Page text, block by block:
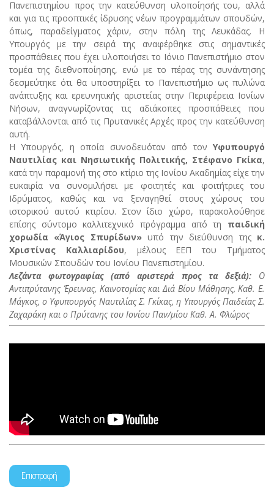
Πανεπιστημίου προς την κατεύθυνση υλοποίησής του, αλλά
και για τις προοπτικές ίδρυσης νέων προγραμμάτων σπουδών,
όπως, παραδείγματος χάριν, στην πόλη της Λευκάδας. Η
Υπουργός με την σειρά της αναφέρθηκε στις σημαντικές
προσπάθειες που έχει υλοποιήσει το Ιόνιο Πανεπιστήμιο στον
τομέα της διεθνοποίησης, ενώ με το πέρας της συνάντησης
δεσμεύτηκε ότι θα υποστηρίξει το Πανεπιστήμιο ως πυλώνα
ανάπτυξης και ερευνητικής αριστείας στην Περιφέρεια Ιονίων
Νήσων, αναγνωρίζοντας τις αδιάκοπες προσπάθειες που
καταβάλλονται από τις Πρυτανικές Αρχές προς την κατεύθυνση
αυτή.
Η Υπουργός, η οποία συνοδευόταν από τον Υφυπουργό
Ναυτιλίας και Νησιωτικής Πολιτικής, Στέφανο Γκίκα,
κατά την παραμονή της στο κτίριο της Ιονίου Ακαδημίας είχε την
ευκαιρία να συνομιλήσει με φοιτητές και φοιτήτριες του
Ιδρύματος, καθώς και να ξεναγηθεί στους χώρους του
ιστορικού αυτού κτιρίου. Στον ίδιο χώρο, παρακολούθησε
επίσης σύντομο καλλιτεχνικό πρόγραμμα από τη παιδική
χορωδία «Άγιος Σπυρίδων»υπό την διεύθυνση της κ.
Χριστίνας Καλλιαρίδου, μέλους ΕΕΠ του Τμήματος
Μουσικών Σπουδών του Ιονίου Πανεπιστημίου.
Λεζάντα φωτογραφίας (από αριστερά προς τα δεξιά):Ο
Αντιπρύτανης Έρευνας, Καινοτομίας και Διά Βίου Μάθησης, Καθ. Ε.
Μάγκος, ο Υφυπουργός Ναυτιλίας Σ. Γκίκας, η Υπουργός Παιδείας Σ.
Ζαχαράκη και ο Πρύτανης του Ιονίου Παν/μίου Καθ. Α. Φλώρος
Επιστροφή